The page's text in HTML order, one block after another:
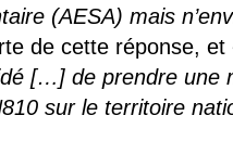
(AESA) mais
de cette réponse, et
[…] de prendre une
sur le territoire